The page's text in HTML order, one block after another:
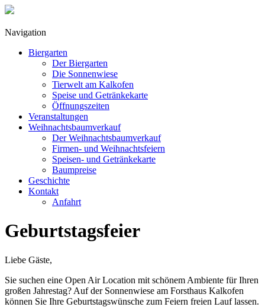
Navigation
Biergarten
Der Biergarten
Die Sonnenwiese
Tierwelt am Kalkofen
Speise und Getränkekarte
Öffnungszeiten
Veranstaltungen
Weihnachtsbaumverkauf
Der Weihnachtsbaumverkauf
Firmen- und Weihnachtsfeiern
Speisen- und Getränkekarte
Baumpreise
Geschichte
Kontakt
Anfahrt
Geburtstagsfeier
Liebe Gäste,
Sie suchen eine Open Air Location mit schönem Ambiente für Ihren
großen Jahrestag? Auf der Sonnenwiese am Forsthaus Kalkofen
können Sie Ihre Geburtstagswünsche zum Feiern freien Lauf lassen.